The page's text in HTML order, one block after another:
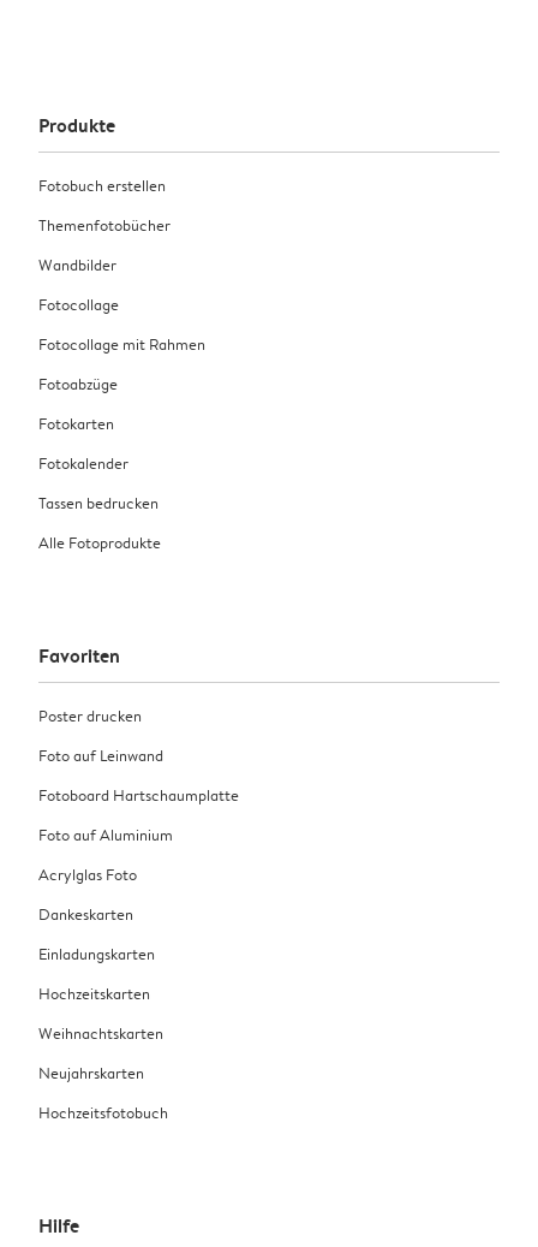
Produkte
Fotobuch erstellen
Themenfotobücher
Wandbilder
Fotocollage
Fotocollage mit Rahmen
Fotoabzüge
Fotokarten
Fotokalender
Tassen bedrucken
Alle Fotoprodukte
Favoriten
Poster drucken
Foto auf Leinwand
Fotoboard Hartschaumplatte
Foto auf Aluminium
Acrylglas Foto
Dankeskarten
Einladungskarten
Hochzeitskarten
Weihnachtskarten
Neujahrskarten
Hochzeitsfotobuch
Hilfe